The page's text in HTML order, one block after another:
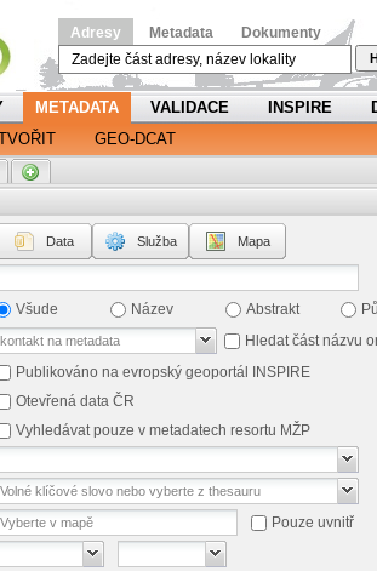
Adresy Metadata Dokumenty
METADATA VALIDACE INSPIRE
GEO-DCAT
Data Služba Mapa
Všude Název Abstrakt
Hledat část názvu
Publikováno na evropský geoportál INSPIRE
Otevřená data ČR
Vyhledávat pouze v metadatech resortu MŽP
Pouze uvnitř